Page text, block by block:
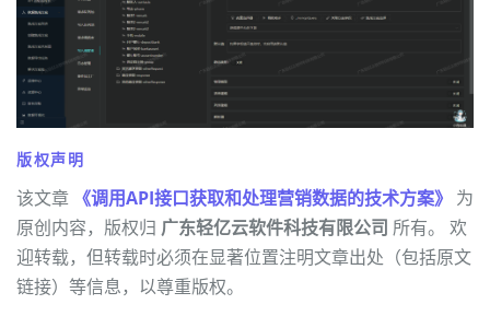
版权声明
该文章 《调用API接口获取和处理营销数据的技术方案》 为
原创内容，版权归 广东轻亿云软件科技有限公司 所有。 欢
迎转载，但转载时必须在显著位置注明文章出处（包括原文
链接）等信息，以尊重版权。